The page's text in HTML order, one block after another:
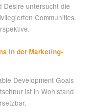
Desire untersucht die
Communities.
in der Marketing-
Development Goals
ist in Wohlstand